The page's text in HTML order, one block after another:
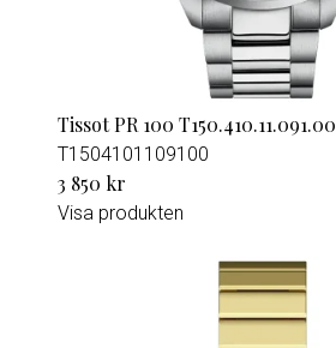
Tissot PR 100 T150.410.11.091.00
T1504101109100
3 850 kr
Visa produkten